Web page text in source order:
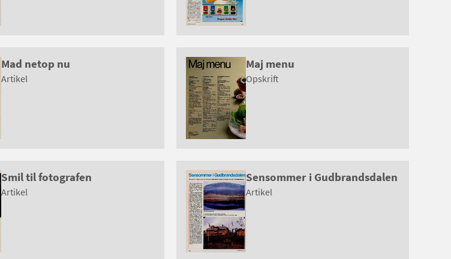
Mad netop nu
Artikel
Maj menu
Opskrift
Smil til fotografen
Artikel
Sensommer i Gudbrandsdalen
Artikel